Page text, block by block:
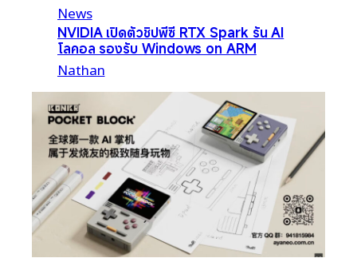
News
NVIDIA เปิดตัวชิปพีซี RTX Spark รัน AI
โลคอล รองรับ Windows on ARM
Nathan